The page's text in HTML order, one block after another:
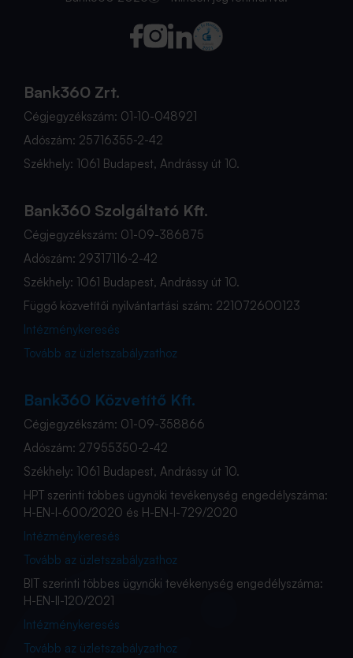
Bank360 Zrt.
Cégjegyzékszám: 01-10-048921
Adószám: 25716355-2-42
Székhely: 1061 Budapest, Andrássy út 10.
Bank360 Szolgáltató Kft.
Cégjegyzékszám: 01-09-386875
Adószám: 29317116-2-42
Székhely: 1061 Budapest, Andrássy út 10.
Függő közvetítői nyilvántartási szám: 221072600123
Intézménykeresés
Tovább az üzletszabályzathoz
Bank360 Közvetítő Kft.
Cégjegyzékszám: 01-09-358866
Adószám: 27955350-2-42
Székhely: 1061 Budapest, Andrássy út 10.
HPT szerinti többes ügynöki tevékenység engedélyszáma:
H-EN-I-600/2020 és H-EN-I-729/2020
Intézménykeresés
Tovább az üzletszabályzathoz
BIT szerinti többes ügynöki tevékenység engedélyszáma:
H-EN-II-120/2021
Intézménykeresés
Tovább az üzletszabályzathoz